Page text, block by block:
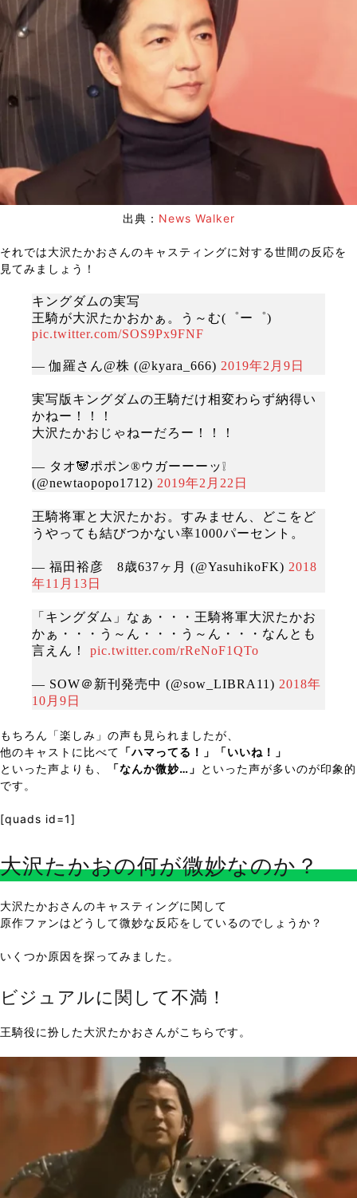
出典： News Walker
それでは大沢たかおさんのキャスティングに対する世間の反応を
見てみましょう！
キングダムの実写
王騎が大沢たかおかぁ。う～む(゜ー゜)
pic.twitter.com/SOS9Px9FNF
— 伽羅さん@株 (@kyara_666) 2019年2月9日
実写版キングダムの王騎だけ相変わらず納得い
かねー！！！
大沢たかおじゃねーだろー！！！
— タオ🐼ポポン®︎ウガーーーッ❕
(@newtaopopo1712) 2019年2月22日
王騎将軍と大沢たかお。すみません、どこをど
うやっても結びつかない率1000パーセント。
— 福田裕彦 8歳637ヶ月 (@YasuhikoFK) 2018
年11月13日
「キングダム」なぁ・・・王騎将軍大沢たかお
かぁ・・・う～ん・・・う～ん・・・なんとも
言えん！ pic.twitter.com/rReNoF1QTo
— SOW＠新刊発売中 (@sow_LIBRA11) 2018年
10月9日
もちろん「楽しみ」の声も見られましたが、
他のキャストに比べて 「ハマってる！」「いいね！」
といった声よりも、
「なんか微妙…」 といった声が多いのが印象的
です。
[quads id=1]
大沢たかおの何が微妙なのか？
大沢たかおさんのキャスティングに関して
原作ファンはどうして微妙な反応をしているのでしょうか？
いくつか原因を探ってみました。
ビジュアルに関して不満！
王騎役に扮した大沢たかおさんがこちらです。